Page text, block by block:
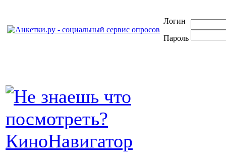
Логин
Пароль